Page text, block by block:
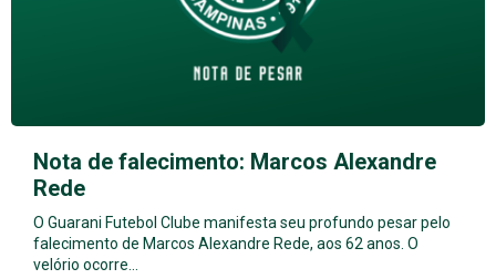
Nota de falecimento: Marcos Alexandre
Rede
O Guarani Futebol Clube manifesta seu profundo pesar pelo
falecimento de Marcos Alexandre Rede, aos 62 anos. O
velório ocorre…